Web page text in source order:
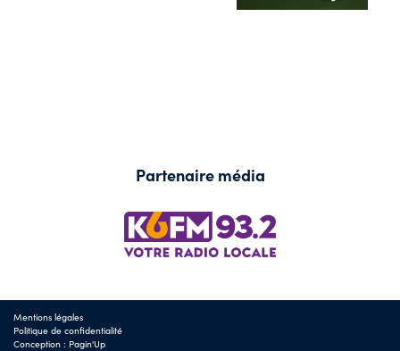
Partenaire média
Mentions légales
Politique de confidentialité
Conception : Pagin'Up